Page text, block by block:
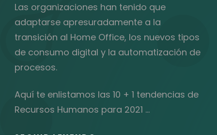
Las organizaciones han tenido que
adaptarse apresuradamente a la
transición al Home Office, los nuevos tipos
de consumo digital y la automatización de
procesos.
Aquí te enlistamos las 10 + 1 tendencias de
Recursos Humanos para 2021 …